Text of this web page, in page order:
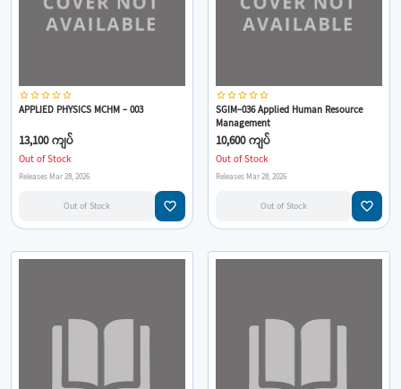
star_borderstar_borderstar_borderstar_borderstar_border
APPLIED PHYSICS MCHM - 003
13,100 ကျပ်
Out of Stock
Releases Mar 28, 2026
Out of Stock favorite_border
star_borderstar_borderstar_borderstar_borderstar_border
SGIM-036 Applied Human Resource
Management
10,600 ကျပ်
Out of Stock
Releases Mar 28, 2026
Out of Stock favorite_border